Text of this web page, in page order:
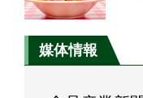
媒体情報